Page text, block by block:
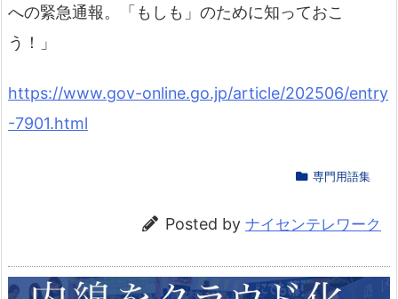
への緊急通報。「もしも」のために知っておこ
う！」
https://www.gov-online.go.jp/article/202506/entry
-7901.html
専門用語集
Posted by ナイセンテレワーク